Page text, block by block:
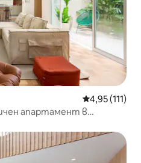
Средна
4,95 (111)
апартамент в